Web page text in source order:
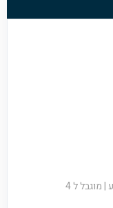
איסוף כרטיסים בקופות ביום המופע | מוגבל ל 4